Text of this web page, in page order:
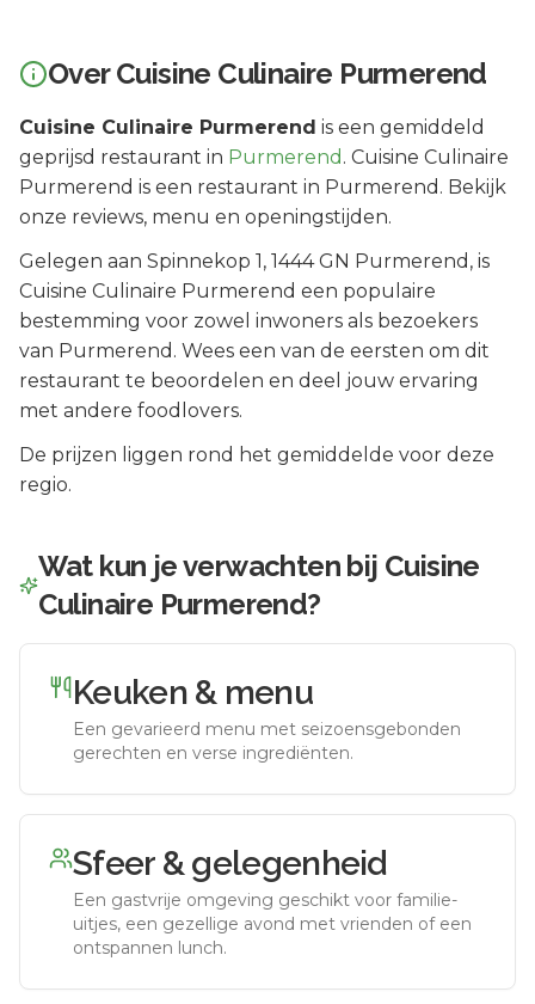
OverCuisine Culinaire Purmerend
Cuisine Culinaire Purmerend is een gemiddeld
geprijsd restaurant in Purmerend . Cuisine Culinaire
Purmerend is een restaurant in Purmerend. Bekijk
onze reviews, menu en openingstijden.
Gelegen aan Spinnekop 1, 1444 GN Purmerend , is
Cuisine Culinaire Purmerend een populaire
bestemming voor zowel inwoners als bezoekers
van Purmerend . Wees een van de eersten om dit
restaurant te beoordelen en deel jouw ervaring
met andere foodlovers.
De prijzen liggen rond het gemiddelde voor deze
regio.
Wat kun je verwachten bij Cuisine
Culinaire Purmerend?
Keuken & menu
Een gevarieerd menu met seizoensgebonden
gerechten en verse ingrediënten.
Sfeer & gelegenheid
Een gastvrije omgeving geschikt voor familie-
uitjes, een gezellige avond met vrienden of een
ontspannen lunch.